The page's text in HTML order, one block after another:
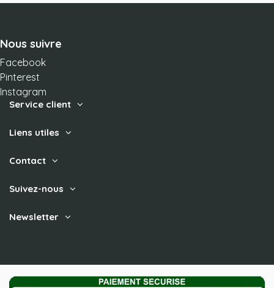
Nous suivre
Facebook
Pinterest
Instagram
Service client
Liens utiles
Contact
Suivez-nous
Newsletter